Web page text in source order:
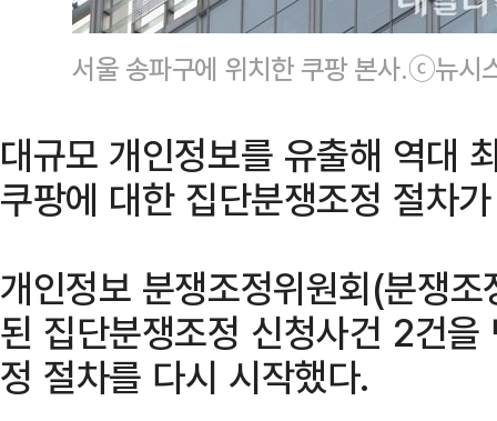
서울 송파구에 위치한 쿠팡 본사.ⓒ뉴시
대규모 개인정보를 유출해 역대
쿠팡에 대한 집단분쟁조정 절차
개인정보 분쟁조정위원회(분쟁
된 집단분쟁조정 신청사건 2건
정 절차를 다시 시작했다.